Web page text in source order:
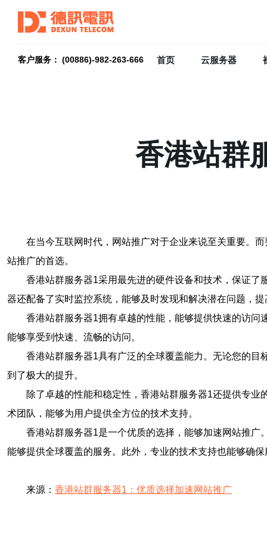
客户服务： (00886)-982-263-666 首页 云服务器
香港站群
在当今互联网时代，网站推广对于企业来说至关重要。
站推广的首选。
香港站群服务器1采用最先进的硬件设备和技术，保证
器还配备了实时监控系统，能够及时发现和解决潜在问题，
香港站群服务器1拥有卓越的性能，能够提供快速的访
能够享受到快速、流畅的访问。
香港站群服务器1具有广泛的全球覆盖能力。无论您的
到了极大的提升。
除了卓越的性能和稳定性，香港站群服务器1还提供专
术团队，能够为用户提供全方位的技术支持。
香港站群服务器1是一个优质的选择，能够加速网站推
能够提供全球覆盖的服务。此外，专业的技术支持也能够确
来源： 香港站群服务器1：优质选择加速网站推广